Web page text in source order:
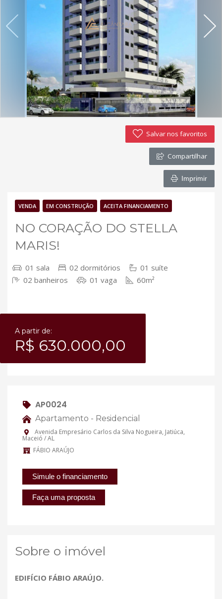
Política de privacidade
Simulador de financiamento
Negocie seu imóvel
Imóveis favoritos
Contato
Salvar nos favoritos
Compartilhar
Imprimir
VENDA EM CONSTRUÇÃO ACEITA FINANCIAMENTO
NO CORAÇÃO DO STELLA
MARIS!
01 sala 02 dormitórios
01 suíte
02 banheiros
01 vaga 60m²
A partir de:
R$ 630.000,00
AP0024
Apartamento - Residencial
Avenida Empresário Carlos da Silva Nogueira, Jatiúca,
Maceió / AL
FÁBIO ARAÚJO
Simule o financiamento
Faça uma proposta
Sobre o imóvel
EDIFÍCIO FÁBIO ARAÚJO.